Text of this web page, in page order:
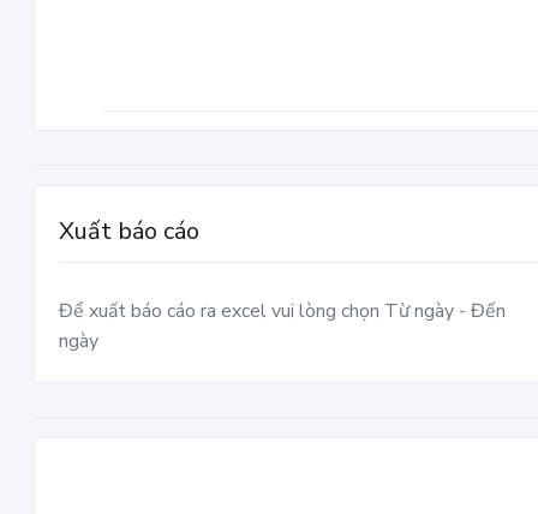
Xuất báo cáo
Để xuất báo cáo ra excel vui lòng chọn Từ ngày - Đến
ngày